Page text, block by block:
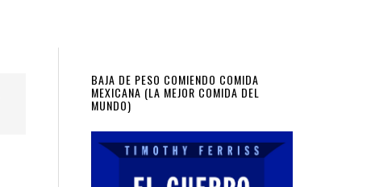
Primary
Sidebar
BAJA DE PESO COMIENDO COMIDA
MEXICANA (LA MEJOR COMIDA DEL
MUNDO)